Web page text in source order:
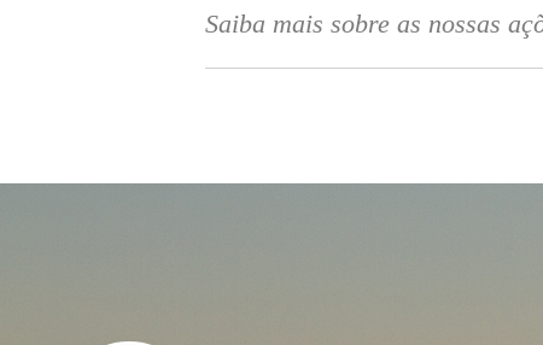
Saiba mais sobre as nossas